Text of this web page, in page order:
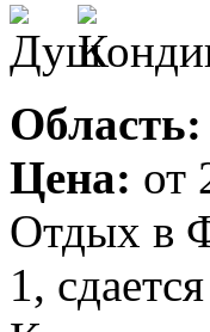
Область:
Цена: от
Отдых в
1,